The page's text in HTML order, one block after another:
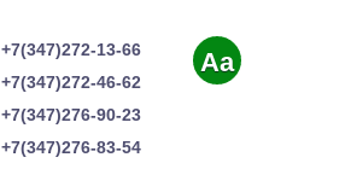
+7(347)272-13-66
+7(347)272-46-62
+7(347)276-90-23
+7(347)276-83-54
Aa